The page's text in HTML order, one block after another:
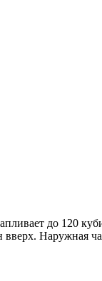
до 120
вверх. Наружная